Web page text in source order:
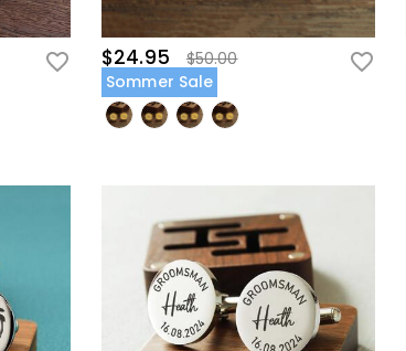
$24.95
$50.00
Sommer Sale